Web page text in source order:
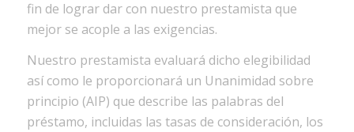
fin de lograr dar con nuestro prestamista que
mejor se acople a las exigencias.
Nuestro prestamista evaluará dicho elegibilidad
así­ como le proporcionará un Unanimidad sobre
principio (AIP) que describe las palabras del
préstamo, incluidas las tasas de consideración, los